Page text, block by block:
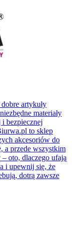
artykuły
materiały
bezpiecznej
to sklep
akcesoriów do
a przede wszystkim
oto, dlaczego ufają
i upewnij się, że
dotrą zawsze